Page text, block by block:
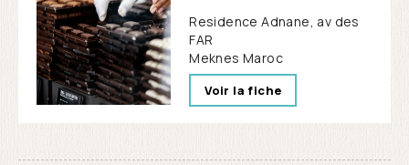
Residence Adnane, av des
FAR
Meknes Maroc
Voir la fiche